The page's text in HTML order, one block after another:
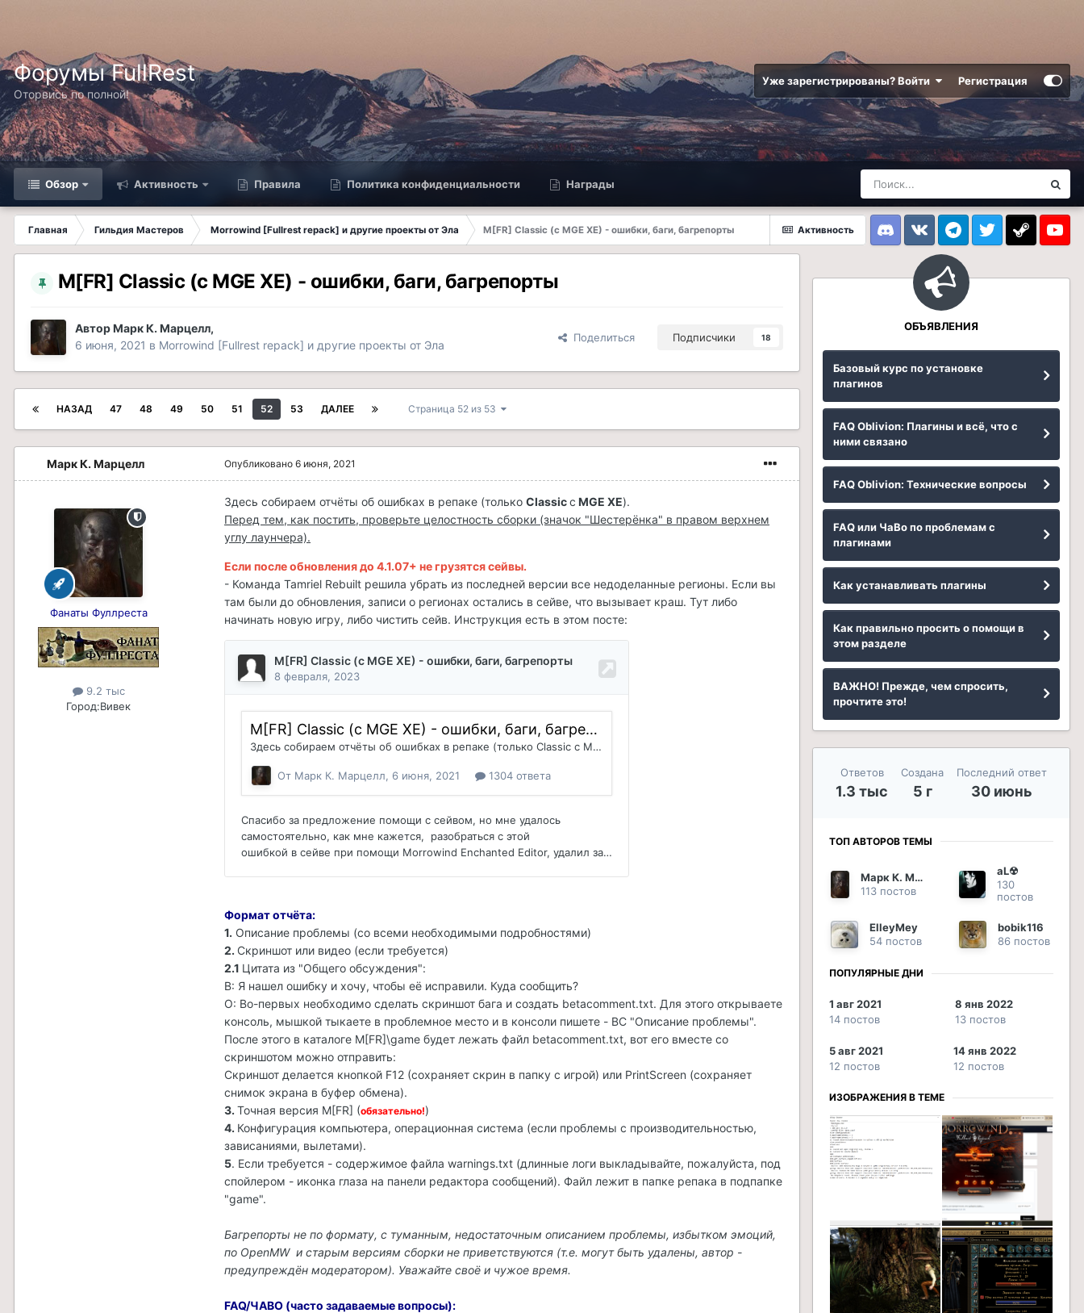
Форумы FullRest
Оторвись по полной!
Уже зарегистрированы? Войти Регистрация
Обзор Активность Правила Политика конфиденциальности Награды
Активность
Главная Гильдия Мастеров Morrowind [Fullrest repack] и другие проекты от Эла
M[FR] Classic (с MGE XE) - ошибки, баги, багрепорты
DiscordVK TelegramTwitter Steam
M[FR] Classic (с MGE XE) - ошибки, баги, багрепорты
АвторМарк К. Марцелл,
6 июня, 2021 в Morrowind [Fullrest repack] и другие проекты от Эла
Поделиться Подписчики 18
НАЗАД 47 48 49 50 51 52 53 ДАЛЕЕ Страница 52 из 53
Марк К. Марцелл
Фанаты Фуллреста
9.2 тыс
Город:Вивек
Опубликовано 6 июня, 2021
Здесь собираем отчёты об ошибках в репаке (только Classicс MGE XE).
Перед тем, как постить, проверьте целостность сборки (значок "Шестерёнка" в правом верхнем
углу лаунчера).
Если после обновления до 4.1.07+ не грузятся сейвы.
- Команда Tamriel Rebuilt решила убрать из последней версии все недоделанные регионы. Если вы
там были до обновления, записи о регионах остались в сейве, что вызывает краш. Тут либо
начинать новую игру, либо чистить сейв. Инструкция есть в этом посте:
Формат отчёта:
1. Описание проблемы (со всеми необходимыми подробностями)
2. Скриншот или видео (если требуется)
2.1 Цитата из "Общего обсуждения":
В: Я нашел ошибку и хочу, чтобы её исправили. Куда сообщить?
О: Во-первых необходимо сделать скриншот бага и создать betacomment.txt. Для этого открываете
консоль, мышкой тыкаете в проблемное место и в консоли пишете - BC "Описание проблемы".
После этого в каталоге M[FR]\game будет лежать файл betacomment.txt, вот его вместе со
скриншотом можно отправить:
Скриншот делается кнопкой F12 (сохраняет скрин в папку с игрой) или PrintScreen (сохраняет
снимок экрана в буфер обмена).
3. Точная версия M[FR] (обязательно!)
4. Конфигурация компьютера, операционная система (если проблемы с производительностью,
зависаниями, вылетами).
5. Если требуется - содержимое файла warnings.txt (длинные логи выкладывайте, пожалуйста, под
спойлером - иконка глаза на панели редактора сообщений). Файл лежит в папке репака в подпапке
"game".
Багрепорты не по формату, с туманным, недостаточным описанием проблемы, избытком эмоций,
по OpenMW и старым версиям сборки не приветствуются (т.е. могут быть удалены, автор -
предупреждён модератором). Уважайте своё и чужое время.
FAQ/ЧАВО (часто задаваемые вопросы):
ОБЪЯВЛЕНИЯ
Базовый курс по установке
плагинов
FAQ Oblivion: Плагины и всё, что с
ними связано
FAQ Oblivion: Технические вопросы
FAQ или ЧаВо по проблемам с
плагинами
Как устанавливать плагины
Как правильно просить о помощи в
этом разделе
ВАЖНО! Прежде, чем спросить,
прочтите это!
Ответов
1.3 тыс
Создана
5 г
Последний ответ
30 июнь
ТОП АВТОРОВ ТЕМЫ
Марк К. Марцелл
113 постов
aL☢
130
постов
ElleyMey
54 постов
bobik116
86 постов
ПОПУЛЯРНЫЕ ДНИ
1 авг 2021
14 постов
8 янв 2022
13 постов
5 авг 2021
12 постов
14 янв 2022
12 постов
ИЗОБРАЖЕНИЯ В ТЕМЕ